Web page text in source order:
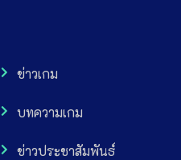
ข่าวเกม
บทความเกม
ข่าวประชาสัมพันธ์